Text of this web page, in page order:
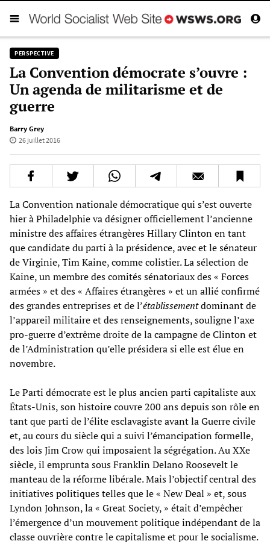
PERSPECTIVE
La Convention démocrate s’ouvre :
Un agenda de militarisme et de
guerre
Barry Grey
26 juillet 2016
La Convention nationale démocratique qui s’est ouverte
hier à Philadelphie va désigner officiellement l’ancienne
ministre des affaires étrangères Hillary Clinton en tant
que candidate du parti à la présidence, avec et le sénateur
de Virginie, Tim Kaine, comme colistier. La sélection de
Kaine, un membre des comités sénatoriaux des « Forces
armées » et des « Affaires étrangères » et un allié confirmé
des grandes entreprises et de l’établissementdominant de
l’appareil militaire et des renseignements, souligne l’axe
pro-guerre d’extrême droite de la campagne de Clinton et
de l’Administration qu’elle présidera si elle est élue en
novembre.
Le Parti démocrate est le plus ancien parti capitaliste aux
États-Unis, son histoire couvre 200 ans depuis son rôle en
tant que parti de l’élite esclavagiste avant la Guerre civile
et, au cours du siècle qui a suivi l’émancipation formelle,
des lois Jim Crow qui imposaient la ségrégation. Au XXe
siècle, il emprunta sous Franklin Delano Roosevelt le
manteau de la réforme libérale. Mais l’objectif central des
initiatives politiques telles que le « New Deal » et, sous
Lyndon Johnson, la « Great Society, » était d’empêcher
l’émergence d’un mouvement politique indépendant de la
classe ouvrière contre le capitalisme et pour le socialisme.